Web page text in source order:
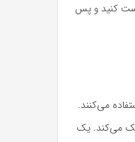
کنید و پس
می‌کنند.
می‌کند. یک